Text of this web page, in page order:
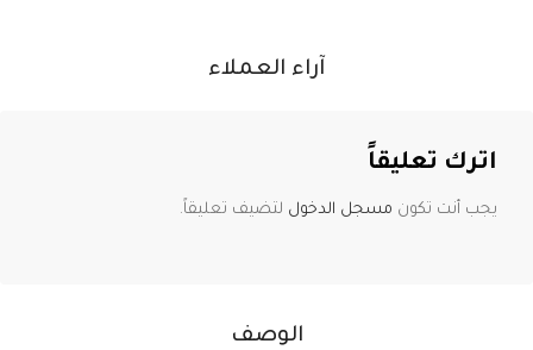
الوصف
آراء العملاء
اترك تعليقاً
يجب أنت تكون مسجل الدخول لتضيف تعليقاً.